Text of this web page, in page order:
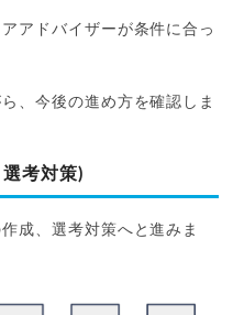
アドバイザーが条件に合っ
、今後の進め方を確認しま
考対策)
成、選考対策へと進みま